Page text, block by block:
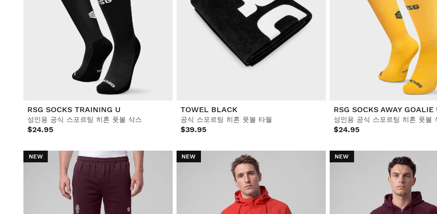
RSG SOCKS TRAINING U
성인용 공식 스포르팅 히혼 풋볼 삭스
$24.95
TOWEL BLACK
공식 스포르팅 히혼 풋볼 타월
$39.95
RSG SOCKS AWAY GOALIE
성인용 공식 스포르팅 히혼 풋볼
$24.95
NEW NEW NEW